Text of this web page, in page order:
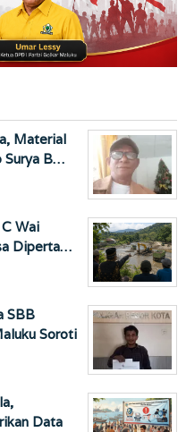
Material
Surya B…
Wai
Diperta…
SBB
Soroti
Data